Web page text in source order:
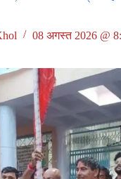
08 अगस्त 2026 @